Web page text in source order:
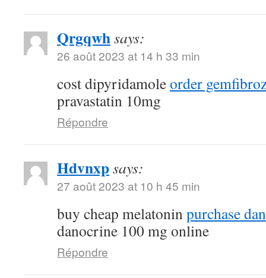
Qrgqwhsays:
26 août 2023 at 14 h 33 min
cost dipyridamoleorder
pravastatin 10mg
Répondre
Hdvnxpsays:
27 août 2023 at 10 h 45 min
buy cheap melatoninpurchase
danocrine 100 mg online
Répondre